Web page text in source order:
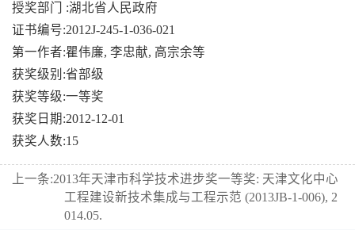
授奖部门 :湖北省人民政府
证书编号:2012J-245-1-036-021
第一作者:瞿伟廉, 李忠献, 高宗余等
获奖级别:省部级
获奖等级:一等奖
获奖日期:2012-12-01
获奖人数:15
上一条:2013年天津市科学技术进步奖一等奖: 天津文化中心
工程建设新技术集成与工程示范 (2013JB-1-006), 2
014.05.